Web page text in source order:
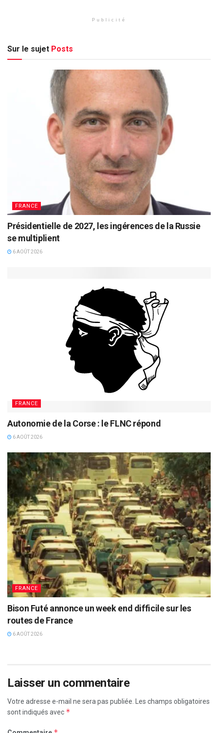
Publicité
Sur le sujet Posts
FRANCE
Présidentielle de 2027, les ingérences de la Russie
se multiplient
6 AOÛT 2026
FRANCE
Autonomie de la Corse : le FLNC répond
6 AOÛT 2026
FRANCE
Bison Futé annonce un week end difficile sur les
routes de France
6 AOÛT 2026
Laisser un commentaire
Votre adresse e-mail ne sera pas publiée. Les champs obligatoires
sont indiqués avec *